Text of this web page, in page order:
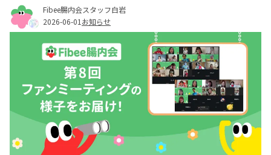
Fibee腸内会スタッフ白岩
2026-06-01 お知らせ